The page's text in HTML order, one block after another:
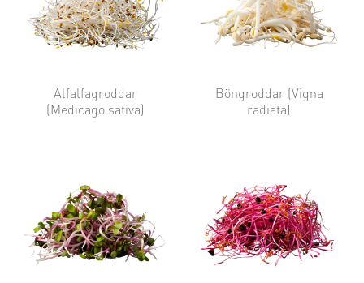
Alfalfagroddar
(Medicago sativa)
Böngroddar (Vigna
radiata)